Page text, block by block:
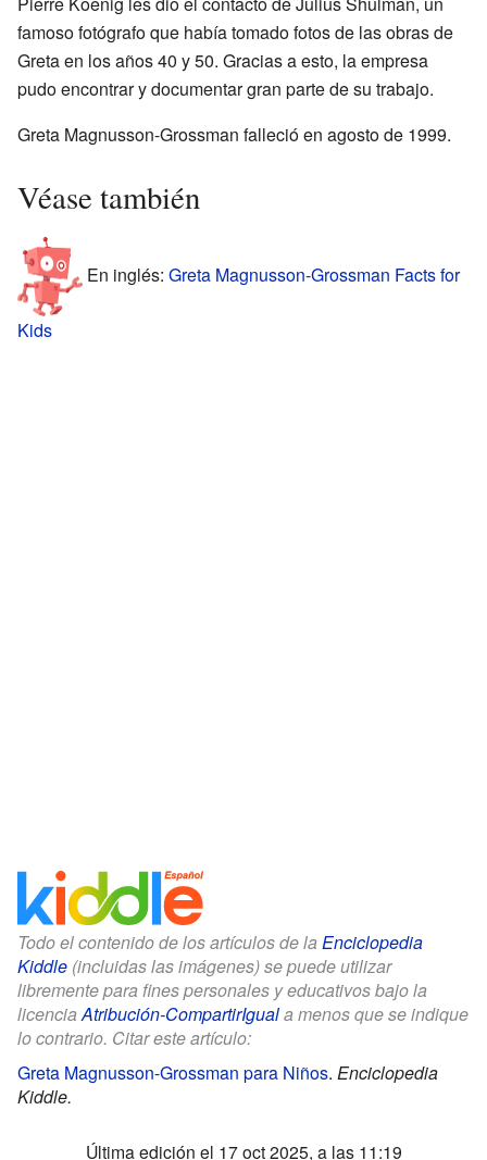
famoso fotógrafo que había tomado fotos de las obras de
Greta en los años 40 y 50. Gracias a esto, la empresa
pudo encontrar y documentar gran parte de su trabajo.
Greta Magnusson-Grossman falleció en agosto de 1999.
Véase también
En inglés: Greta Magnusson-Grossman Facts for
Kids
Todo el contenido de los artículos de la Enciclopedia
Kiddle (incluidas las imágenes) se puede utilizar
libremente para fines personales y educativos bajo la
licenciaAtribución-CompartirIguala menos que se indique
lo contrario. Citar este artículo:
Greta Magnusson-Grossman para Niños. Enciclopedia
Kiddle.
Última edición el 17 oct 2025, a las 11:19